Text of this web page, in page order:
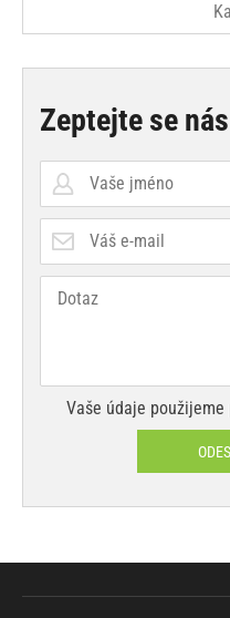
Zeptejte se nás
Vaše údaje